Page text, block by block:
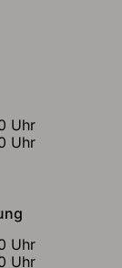
Uhr
Uhr
Uhr
Uhr